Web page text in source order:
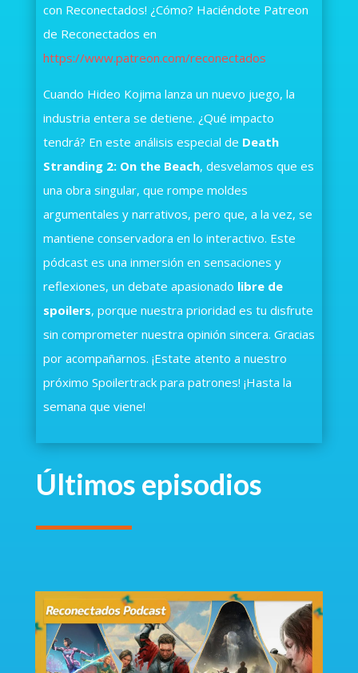
con Reconectados! ¿Cómo? Haciéndote Patreon
de Reconectados en
https://www.patreon.com/reconectados
Cuando Hideo Kojima lanza un nuevo juego, la
industria entera se detiene. ¿Qué impacto
tendrá? En este análisis especial de Death
Stranding 2: On the Beach, desvelamos que es
una obra singular, que rompe moldes
argumentales y narrativos, pero que, a la vez, se
mantiene conservadora en lo interactivo. Este
pódcast es una inmersión en sensaciones y
reflexiones, un debate apasionado libre de
spoilers, porque nuestra prioridad es tu disfrute
sin comprometer nuestra opinión sincera. Gracias
por acompañarnos. ¡Estate atento a nuestro
próximo Spoilertrack para patrones! ¡Hasta la
semana que viene!
Últimos episodios